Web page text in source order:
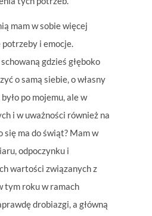
mam w sobie więcej
potrzeby i emocje.
gdzieś głęboko
o samą siebie, o własny
po mojemu, ale w
i w uważności również na
się ma do świąt? Mam w
odpoczynku i
wartości związanych z
tym roku w ramach
drobiazgi, a główną